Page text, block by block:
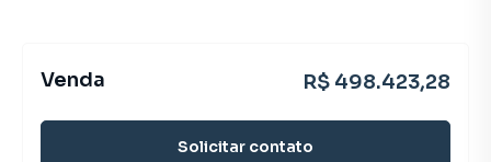
Venda R$ 498.423,28
Solicitar contato